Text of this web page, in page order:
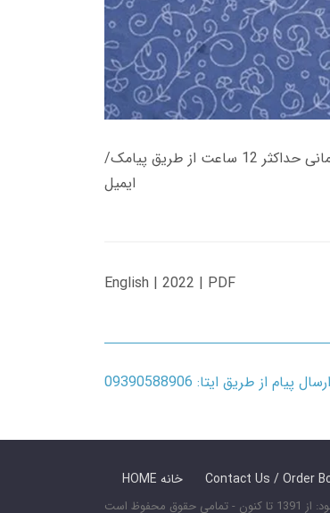
زمان تحویل کتاب های 600 هزار تومانی دانلود فوری از حساب کاربری می باشد، و زمان تحویل لینک دانلود کتاب های 500 هزار تومانی حداکثر 12 ساعت از طریق پیامک/
ایمیل
English | 2022 | PDF
ارسال پیام از طریق ایتا: 09390588906
HOME خانه
حقوق محفوظ است